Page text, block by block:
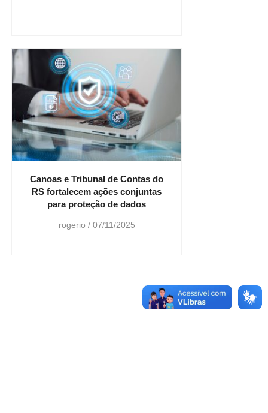
Canoas e Tribunal de Contas do
RS fortalecem ações conjuntas
para proteção de dados
rogerio 07/11/2025